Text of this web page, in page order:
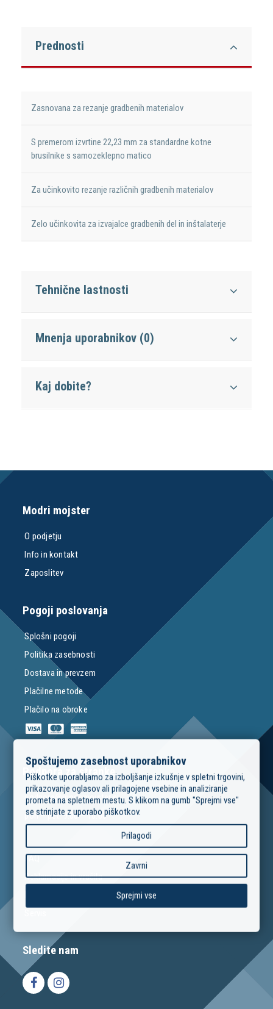
Prednosti
Zasnovana za rezanje gradbenih materialov
S premerom izvrtine 22,23 mm za standardne kotne
brusilnike s samozeklepno matico
Za učinkovito rezanje različnih gradbenih materialov
Zelo učinkovita za izvajalce gradbenih del in inštalaterje
Tehnične lastnosti
Mnenja uporabnikov (0)
Kaj dobite?
Modri mojster
O podjetju
Info in kontakt
Zaposlitev
Pogoji poslovanja
Splošni pogoji
Politika zasebnosti
Dostava in prevzem
Plačilne metode
Plačilo na obroke
Podpora za stranke
podpora@modrimojster.si
pon – pet: 9:00 – 16:00
FAQ
Reklamacije in vračila
Sledite nam
Spoštujemo zasebnost uporabnikov
Piškotke uporabljamo za izboljšanje izkušnje v spletni trgovini,
prikazovanje oglasov ali prilagojene vsebine in analiziranje
prometa na spletnem mestu. S klikom na gumb "Sprejmi vse"
se strinjate z uporabo piškotkov.
Prilagodi
Zavrni
Sprejmi vse